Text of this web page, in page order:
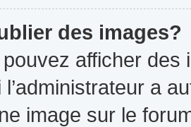
des images?
afficher
l’administrateur a
image sur le